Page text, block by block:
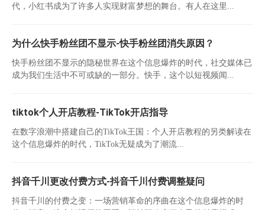
代，小红书成为了许多人实现财富梦想的舞台。有人在这里...
为什么快手粉丝团不显示-快手粉丝团消失原因？
快手粉丝团不显示的隐秘世界在这个信息爆炸的时代，社交媒体已
成为我们生活中不可或缺的一部分。快手，这个以短视频闻...
tiktok个人开店教程-TikTok开店指导
在数字浪潮中搭建自己的TikTok王国：个人开店教程的另类解读在
这个信息爆炸的时代，TikTok无疑成为了潮流...
抖音千川更改付费方式-抖音千川付费调整疑问
抖音千川的付费之变：一场营销革命的序曲在这个信息爆炸的时